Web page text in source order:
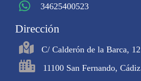
34625400523
Dirección
C/ Calderón de la Barca, 12
11100 San Fernando, Cádiz